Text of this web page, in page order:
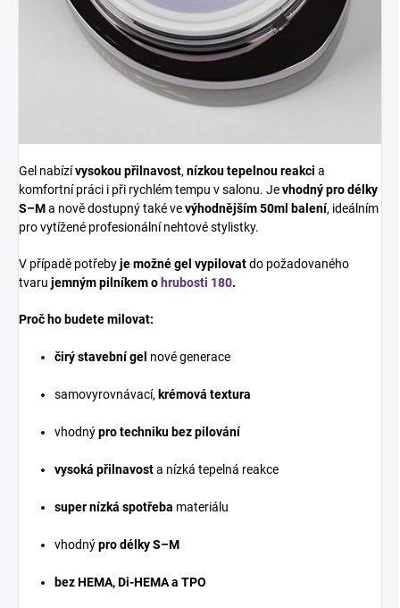
Gel nabízívysokou přilnavost,nízkou tepelnou reakci a
komfortní práci i při rychlém tempu v salonu. Jevhodný pro délky
S–Ma nově dostupný také vevýhodnějším 50ml balení, ideálním
pro vytížené profesionální nehtové stylistky.
V případě potřebyje možné gel vypilovatdo požadovaného
tvaru jemným pilníkem o hrubosti 180.
Proč ho budete milovat:
čirý stavební gel nové generace
samovyrovnávací, krémová textura
vhodnýpro techniku bez pilování
vysoká přilnavosta nízká tepelná reakce
super nízká spotřeba materiálu
vhodnýpro délky S–M
bez HEMA, Di-HEMA a TPO